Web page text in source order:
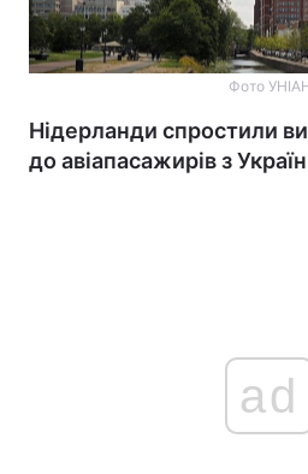
Фото
Нідерланди спростили
до авіапасажирів з
ad